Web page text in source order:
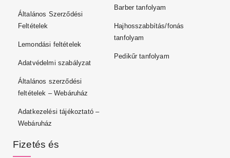
Általános Szerződési
Feltételek
Lemondási feltételek
Adatvédelmi szabályzat
Általános szerződési
feltételek – Webáruház
Adatkezelési tájékoztató –
Webáruház
Barber tanfolyam
Hajhosszabbítás/fonás
tanfolyam
Pedikűr tanfolyam
Fizetés és